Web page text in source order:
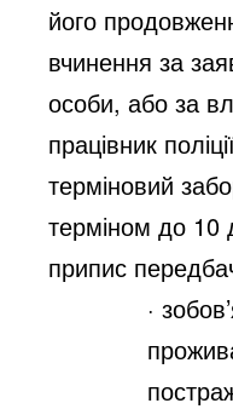
його
вчинення за
особи, або за
працівник
терміновий
терміном до 10
припис
·